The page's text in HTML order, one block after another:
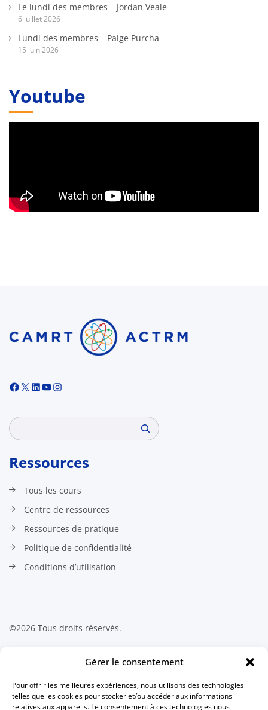
Gérer le consentement
Pour offrir les meilleures expériences, nous utilisons des technologies
telles que les cookies pour stocker et/ou accéder aux informations
relatives aux appareils. Le consentement à ces technologies nous
Le lundi des membres – Jordan Veale
6 juillet 2026
Lundi des membres – Paige Purcha
15 juin 2026
Youtube
Search
Ressources
Tous les cours
Centre de ressources
Ressources de pratique
Politique de confidentialité
Conditions d’utilisation
©2026 Tous droits réservés.
Contactez-nous
Association canadienne des
technologues en radiation médicale